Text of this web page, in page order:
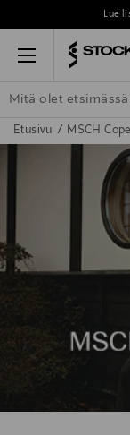
Lue
Menu
ETSI KAIKKI
Etusivu MSCH